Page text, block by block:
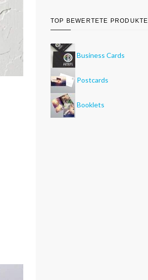
TOP BEWERTETE PRODUKTE
Business Cards
Postcards
Booklets